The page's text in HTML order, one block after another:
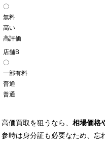
〇
無料
高い
高評価
店舗B
〇
一部有料
普通
普通
高価買取を狙うなら、 相場価格
参時は身分証も必要なため、忘